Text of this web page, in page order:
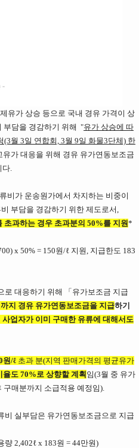
유가 상승 등으로 국내 경유 가격이 상
부담을 경감하기 위해 "유가 상승에 따
월 3일 연합회, 3월 9일 화물3단체) 한
유가 대응을 위해 경유 유가연동보조금
.
비가 운송원가에서 차지하는 비중이
부담을 경감하기 위한 제도로서,
초과하는 경우 초과분의 50%를 지원*
x 50% = 150원/ℓ 지원, 지급한도 183
로 대응하기 위해 「유가보조금 지급
지 경유 유가연동보조금을 지급하기
업자가 이미 구매한 유류에 대해서도
원/ℓ 초과 분(지역 판매가격의 평균유가
율도 70%로 상향할 계획임(3월 중 유가
구매분까지 소급적용 예정임).
실부담은 유가연동보조금으로 지급
2,402ℓ x 183원 = 44만원)